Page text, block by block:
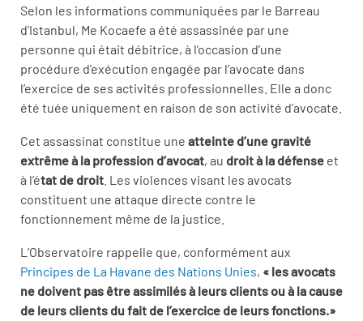
Selon les informations communiquées par le Barreau
d’Istanbul, Me Kocaefe a été assassinée par une
personne qui était débitrice, à l’occasion d’une
procédure d’exécution engagée par l’avocate dans
l’exercice de ses activités professionnelles. Elle a donc
été tuée uniquement en raison de son activité d’avocate.
Cet assassinat constitue une atteinte d’une gravité
extrême à la profession d’avocat, au droit à la défense et
à l’état de droit . Les violences visant les avocats
constituent une attaque directe contre le
fonctionnement même de la justice.
L’Observatoire rappelle que, conformément aux
Principes de La Havane des Nations Unies, « les avocats
ne doivent pas être assimilés à leurs clients ou à la cause
de leurs clients du fait de l’exercice de leurs fonctions.»